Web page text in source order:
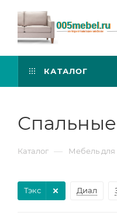
КАТАЛОГ
Каталог — Мебель для
Диал
Тэкс